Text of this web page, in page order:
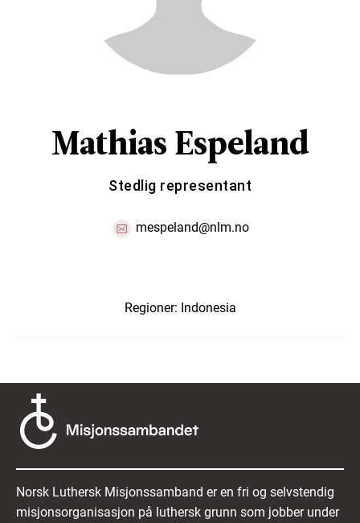
Mathias Espeland
Stedlig representant
mespeland@nlm.no
Regioner: Indonesia
Norsk Luthersk Misjonssamband er en fri og selvstendig
misjonsorganisasjon på luthersk grunn som jobber under